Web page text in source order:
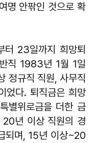
명 안팎인 것으로 확
터 23일까지 희망퇴
직 1983년 1월 1일
정규직 직원, 사무직
었다. 퇴직금은 희망
별위로금을 더한 금
20년 이상 직원의 경
되며, 15년 이상~20